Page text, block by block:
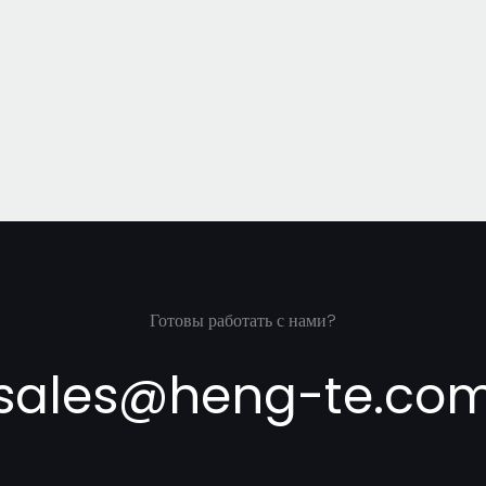
Готовы работать с нами?